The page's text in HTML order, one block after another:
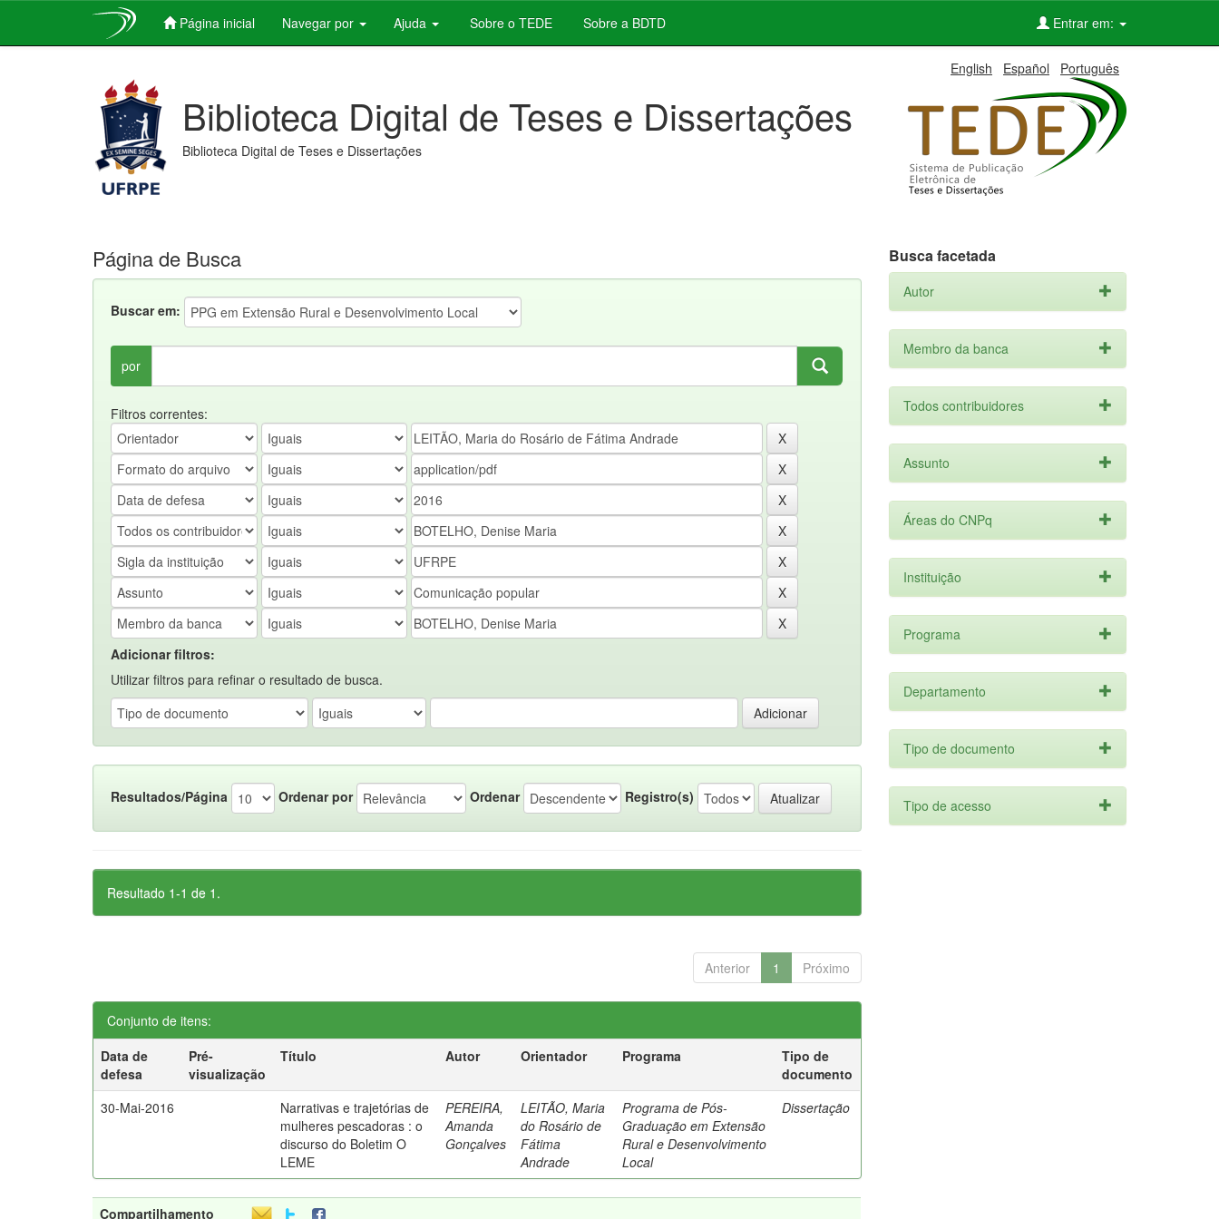
Página inicial Navegar por Ajuda Sobre o TEDE Sobre a BDTD Entrar em:
English Español Português
Biblioteca Digital de Teses e Dissertações
Biblioteca Digital de Teses e Dissertações
Página de Busca
Buscar em:
por
Filtros correntes:
Adicionar filtros:
Utilizar filtros para refinar o resultado de busca.
Resultados/Página Ordenar por Ordenar Registro(s)
Resultado 1-1 de 1.
Anterior 1 Próximo
Conjunto de itens:
Data de
defesa
Pré-
visualização
Título Autor Orientador Programa
Tipo de
documento
30-Mai-2016
Narrativas e trajetórias de
mulheres pescadoras : o
discurso do Boletim O
LEME
PEREIRA,
Amanda
Gonçalves
LEITÃO, Maria
do Rosário de
Fátima
Andrade
Programa de Pós-
Graduação em Extensão
Rural e Desenvolvimento
Local
Dissertação
Compartilhamento
Busca facetada
Autor
Membro da banca
Todos contribuidores
Assunto
Áreas do CNPq
Instituição
Programa
Departamento
Tipo de documento
Tipo de acesso